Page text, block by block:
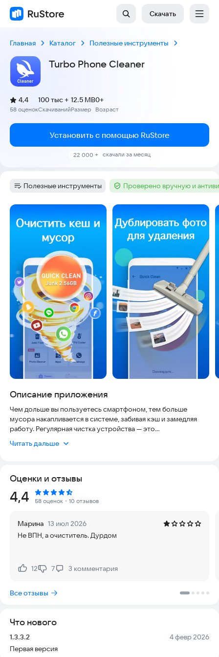
Скачать
Главная Каталог Полезные инструменты
Turbo Phone Cleaner
Рейтинг:
4,4
(
58 оценок
)
Скачиваний
100 тыс +
Размер
12.5 MB
Возраст
0+
Установить с помощью RuStore
22 000 + скачали за месяц
Категория:
Полезные инструменты Тег :Проверено вручную и
Скриншоты
Описание приложения
Чем дольше вы пользуетесь смартфоном, тем больше
мусора накапливается в системе, забивая кэш и замедляя
работу. Регулярная чистка устройства — это
на помощь приходит Turbo Phone Cleaner. Этот
кэша, находить и удалять дубликаты фотографий, а также
ускорять игры и общую производительность телефона.
Получите Turbo Cache Cleaner и Phone Cleaner прямо сейчас,
чтобы вернуть устройству былую скорость.
Установите приложение и получите доступ к мощным
функциям оптимизации:
Приложение проанализирует все программы на вашем
браузера, буфер обмена, неиспользуемые установочные
Instagram, не тратя время на ручную работу.
Читать дальше
Оценки и отзывы
Рейтинг:
4,4 58 оценок ・10 отзывов
Марина 13 июл 2026
Не ВПН, а очиститель. Дурдом
Нравится:
12Не нравится:
7 3 комментария
Все отзывы
Что нового
Версия:
1.3.3.2 Дата:
4 февр 2026
Первая версия